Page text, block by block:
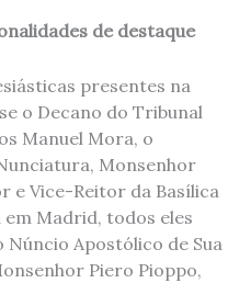
de destaque
presentes na
o Decano do Tribunal
Manuel Mora, o
Monsenhor
e Vice-Reitor da Basílica
Madrid, todos eles
Apostólico de Sua
Piero Pioppo,